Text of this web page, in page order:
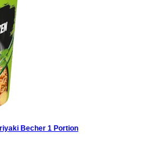
Becher 1 Portion